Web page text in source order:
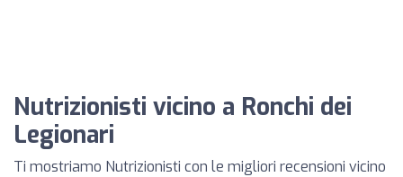
Nutrizionisti vicino a Ronchi dei
Legionari
Ti mostriamo Nutrizionisti con le migliori recensioni vicino